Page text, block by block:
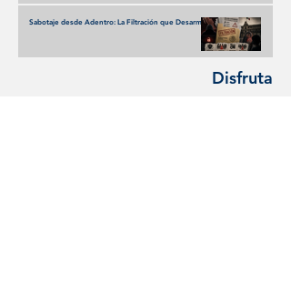
Sabotaje desde Adentro: La Filtración que Desarmó
Disfruta